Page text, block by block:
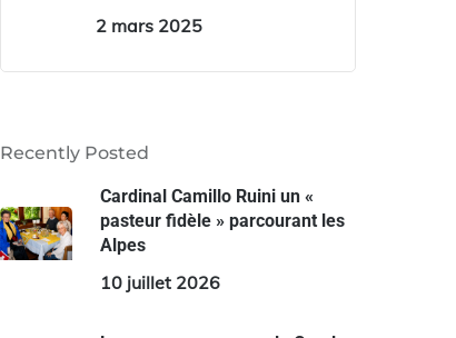
2 mars 2025
Recently Posted
Cardinal Camillo Ruini un «
pasteur fidèle » parcourant les
Alpes
10 juillet 2026